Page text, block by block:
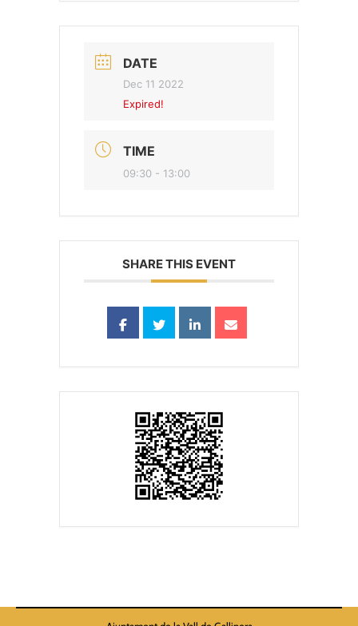
DATE
Dec 11 2022
Expired!
TIME
09:30 - 13:00
SHARE THIS EVENT